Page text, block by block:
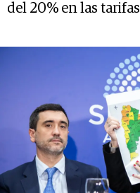
del 20% en las tarifas